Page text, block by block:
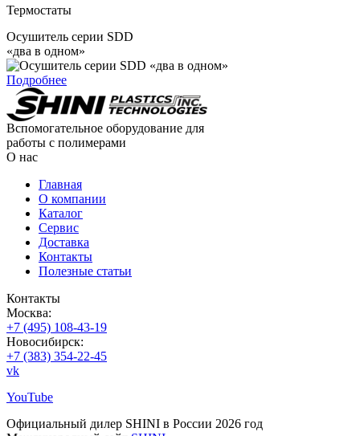
Термостаты
Осушитель серии SDD
«два в одном»
Подробнее
Вспомогательное оборудование для
работы с полимерами
О нас
Главная
О компании
Каталог
Сервис
Доставка
Контакты
Полезные статьи
Контакты
Москва:
+7 (495) 108-43-19
Новосибирск:
+7 (383) 354-22-45
vk
YouTube
Официальный дилер SHINI в России 2026 год